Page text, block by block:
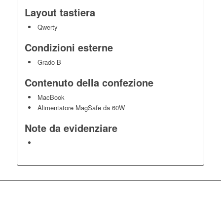
Layout tastiera
Qwerty
Condizioni esterne
Grado B
Contenuto della confezione
MacBook
Alimentatore MagSafe da 60W
Note da evidenziare